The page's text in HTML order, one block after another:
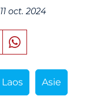
11 oct. 2024
Laos Asie